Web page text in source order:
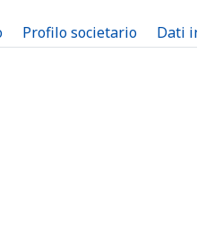
Profilo societario Dati